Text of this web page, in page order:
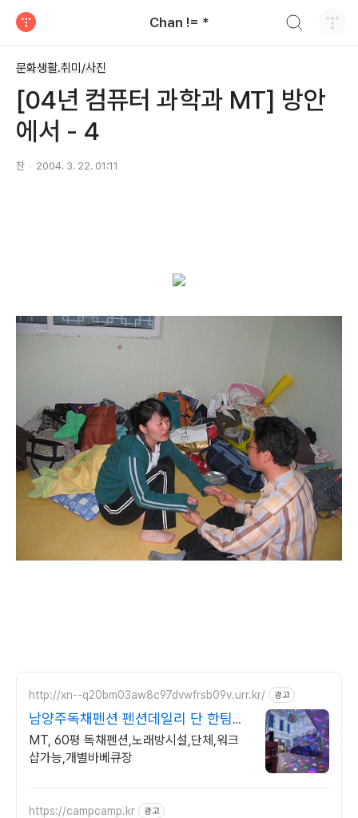
Chan != *
문화생활.취미/사진
[04년 컴퓨터 과학과 MT] 방안
에서 - 4
찬 2004. 3. 22. 01:11
http://xn--q20bm03aw8c97dvwfrsb09v.urr.kr/ 광고
남양주독채펜션 펜션데일리 단 한팀만
받는 독채!
MT, 60평 독채펜션,노래방시설,단체,워크
샵가능,개별바베큐장
https://campcamp.kr 광고